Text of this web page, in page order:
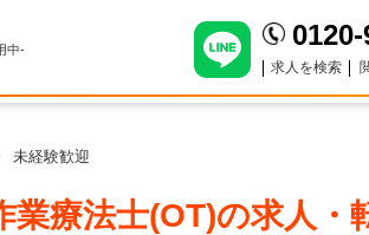
中-
求人を検索
未経験歓迎
業療法士(OT)の求人・